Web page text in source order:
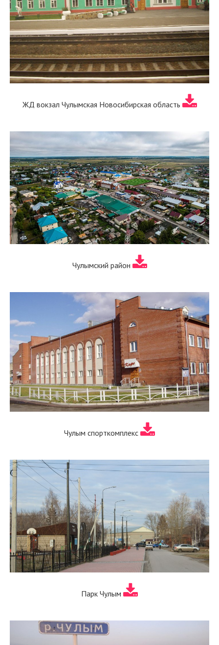
ЖД вокзал Чулымская Новосибирская область
Чулымский район
Чулым спорткомплекс
Парк Чулым